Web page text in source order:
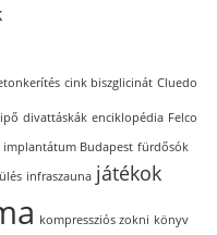
cink biszglicinát Cluedo
divattáskák enciklopédia Felco
implantátum Budapest fürdősók
infraszauna játékok
kompressziós zokni könyv